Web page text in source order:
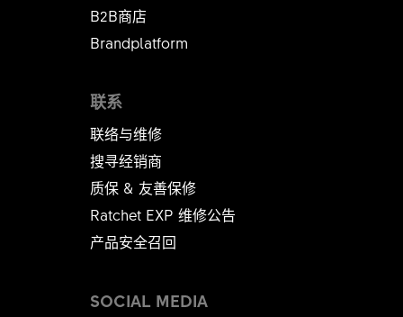
联系
联络与维修
搜寻经销商
质保 & 友善保修
Ratchet EXP 维修公告​​​​​​​
产品安全召回
B2B商店
Brandplatform
SOCIAL MEDIA